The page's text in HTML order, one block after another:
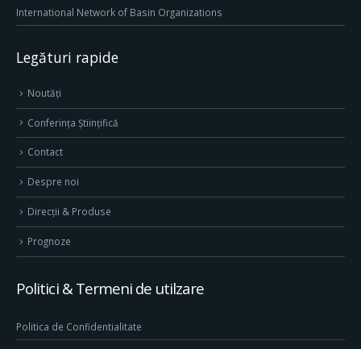
International Network of Basin Organizations
Legături rapide
Noutăți
Conferința Științifică
Contact
Despre noi
Direcţii & Produse
Prognoze
Politici & Termeni de utilzare
Politica de Confidentialitate